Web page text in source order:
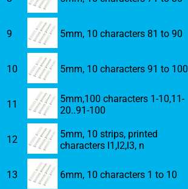
9 5mm, 10 characters 81 to 90
10 5mm, 10 characters 91 to 100
11
5mm,100 characters 1-10,11-
20..91-100
12
5mm, 10 strips, printed
characters l1,l2,l3, n
13 6mm, 10 characters 1 to 10